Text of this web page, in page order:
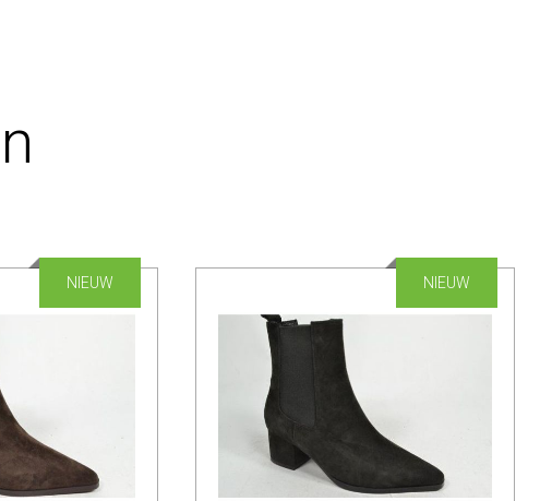
NIEUW NIEUW